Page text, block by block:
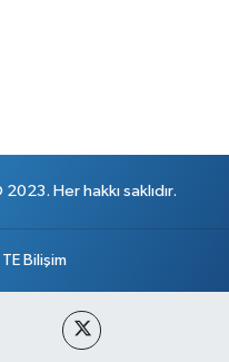
Her hakkı saklıdır.
TE Bilişim